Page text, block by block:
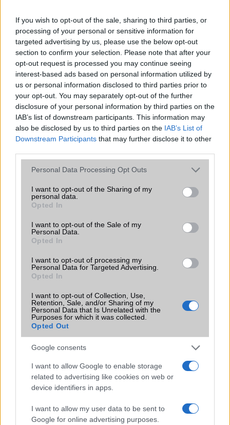
If you wish to opt-out of the sale, sharing to third parties, or
processing of your personal or sensitive information for
targeted advertising by us, please use the below opt-out
section to confirm your selection. Please note that after your
opt-out request is processed you may continue seeing
interest-based ads based on personal information utilized by
us or personal information disclosed to third parties prior to
your opt-out. You may separately opt-out of the further
disclosure of your personal information by third parties on the
IAB’s list of downstream participants. This information may
also be disclosed by us to third parties on the IAB’s List of
Downstream Participants that may further disclose it to other
Please note that this website/app uses one or more Google
not limited to your visit or usage behaviour. You may click to
grant or deny consent to Google and its third-party tags to
use your data for below specified purposes in below Google
consent section.
Personal Data Processing Opt Outs
I want to opt-out of the Sharing of my
personal data.
Opted In
I want to opt-out of the Sale of my
Personal Data.
Opted In
I want to opt-out of processing my
Personal Data for Targeted Advertising.
Opted In
I want to opt-out of Collection, Use,
Retention, Sale, and/or Sharing of my
Personal Data that Is Unrelated with the
Purposes for which it was collected.
Opted Out
Google consents
I want to allow Google to enable storage
related to advertising like cookies on web or
device identifiers in apps.
I want to allow my user data to be sent to
Google for online advertising purposes.
Euro Gsm
392.000 Ft (új)
Samsung Galaxy S26
Euro Gsm
267.000 Ft (új)
Számos népszerű Samsung Galaxy
készülék kimarad a One UI 9
frissítésből – itt a lista az érintett
modellekről
A One UI 9 érkezése új mesterséges intelligencia-
funkciókat és továbbfejlesztett kezelőfelületet hoz,
azonban több korábbi csúcskategóriás és középkategóriás
Galaxy készülék számára ez lesz az út vége.
iPhone 18 bemutató dátum - ekkor
rántja le a leplet az Apple az új
csúcsmobilokról
2026.06.29| Phone Arena
mellett a régóta pletykált hajlítható iPhone Ultra is
bemutatkozhat, miközben az áremelésekről szóló